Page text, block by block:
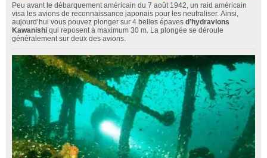
Peu avant le débarquement américain du 7 août 1942, un raid américain
visa les avions de reconnaissance japonais pour les neutraliser. Ainsi,
aujourd’hui vous pouvez plonger sur 4 belles épaves d’hydravions
Kawanishi qui reposent à maximum 30 m. La plongée se déroule
généralement sur deux des avions.